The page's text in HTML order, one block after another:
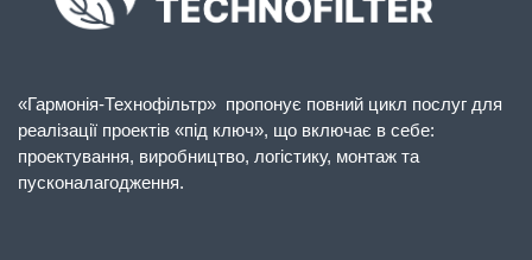
«Гармонія-Технофільтр» пропонує повний цикл послуг для
реалізації проектів «під ключ», що включає в себе:
проектування, виробництво, логістику, монтаж та
пусконалагодження.